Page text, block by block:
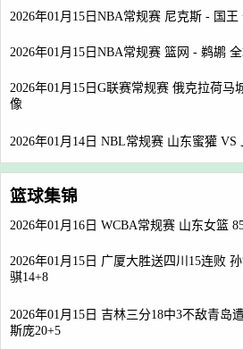
2026年01月15日NBA常规赛 尼克斯 - 国王
2026年01月15日NBA常规赛 篮网 - 鹈鹕
2026年01月15日G联赛常规赛 俄克拉荷
像
2026年01月14日 NBL常规赛 山东蜜獾 VS
篮球集锦
2026年01月16日 WCBA常规赛 山东女篮
2026年01月15日 广厦大胜送四川15连败
骐14+8
2026年01月15日 吉林三分18中3不敌青岛
斯庞20+5